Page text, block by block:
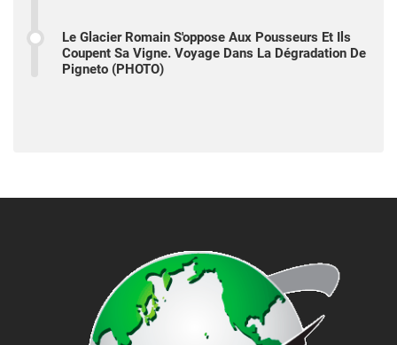
Le Glacier Romain S'oppose Aux Pousseurs Et Ils
Coupent Sa Vigne. Voyage Dans La Dégradation De
Pigneto (PHOTO)